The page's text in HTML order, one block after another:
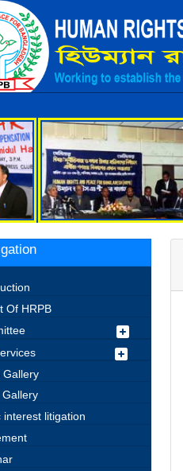
Of HRPB
Gallery
interest litigation